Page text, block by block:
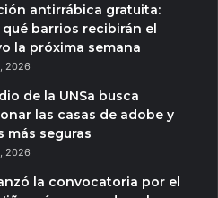
antirrábica gratuita:
qué barrios recibirán el
la próxima semana
2026
de la UNSa busca
las casas de adobe y
más seguras
2026
la convocatoria por el